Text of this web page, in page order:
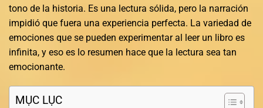
tono de la historia. Es una lectura sólida, pero la narración
impidió que fuera una experiencia perfecta. La variedad de
emociones que se pueden experimentar al leer un libro es
infinita, y eso es lo resumen hace que la lectura sea tan
emocionante.
MỤC LỤC